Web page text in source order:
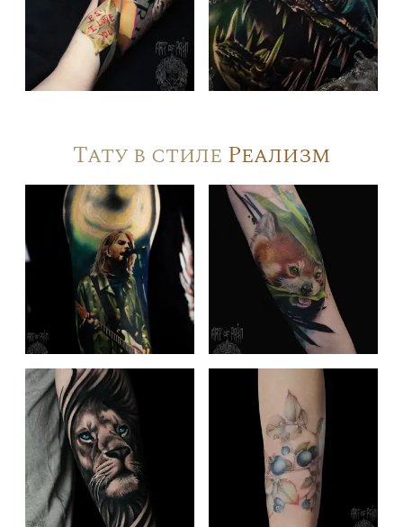
Тату в стиле Реализм